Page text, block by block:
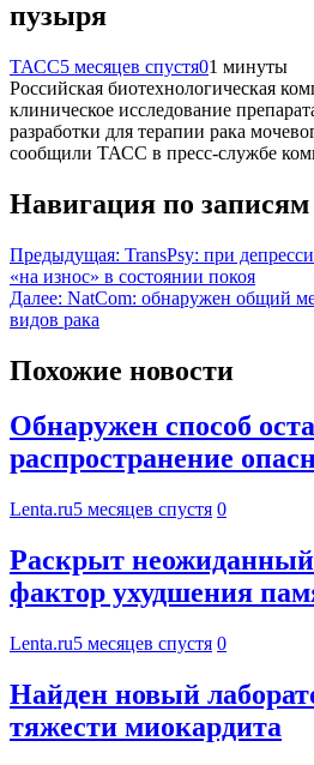
пузыря
ТАСС5 месяцев спустя01 минуты
Российская биотехнологическая
клиническое исследование
разработки для терапии рака
сообщили ТАСС в пресс-службе
Навигация по записям
Предыдущая: TransPsy: при
«на износ» в состоянии покоя
Далее: NatCom: обнаружен общий
видов рака
Похожие новости
Обнаружен способ
распространение
Lenta.ru5 месяцев спустя 0
Раскрыт
фактор ухудшения
Lenta.ru5 месяцев спустя 0
Найден новый
тяжести миокардита